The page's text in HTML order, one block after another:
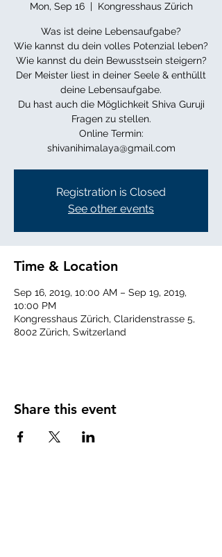
Mon, Sep 16
  |
Kongresshaus Zürich
Was ist deine Lebensaufgabe?
Wie kannst du dein volles Potenzial leben?
Wie kannst du dein Bewusstsein steigern?
Der Meister liest in deiner Seele & enthüllt
deine Lebensaufgabe.
Du hast auch die Möglichkeit Shiva Guruji
Fragen zu stellen.
Online Termin:
shivanihimalaya@gmail.com
Registration is Closed
See other events
Time & Location
Sep 16, 2019, 10:00 AM – Sep 19, 2019,
10:00 PM
Kongresshaus Zürich, Claridenstrasse 5,
8002 Zürich, Switzerland
Share this event